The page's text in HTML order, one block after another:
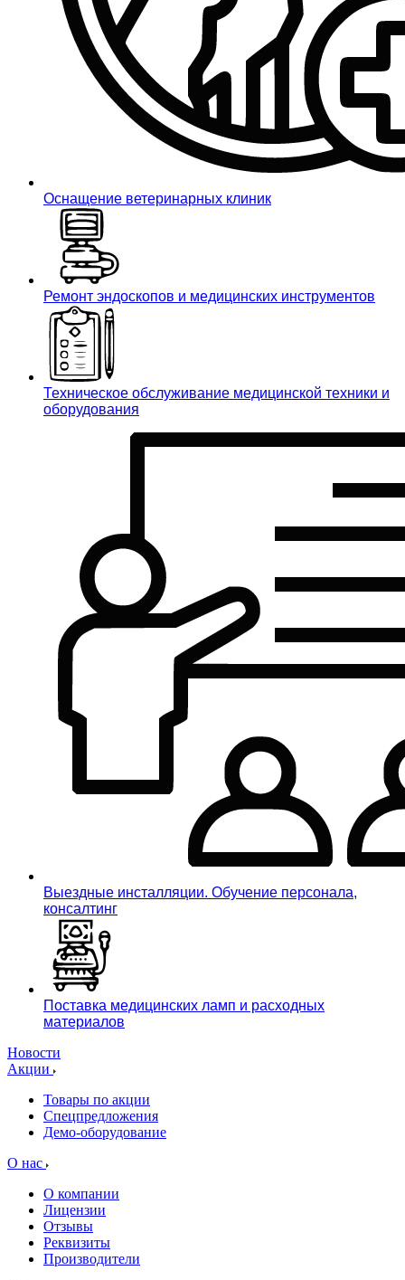
Оснащение ветеринарных клиник
Ремонт эндоскопов и медицинских инструментов
Техническое обслуживание медицинской техники и
оборудования
Выездные инсталляции. Обучение персонала,
консалтинг
Поставка медицинских ламп и расходных
материалов
Новости
Акции
Товары по акции
Спецпредложения
Демо-оборудование
О нас
О компании
Лицензии
Отзывы
Реквизиты
Производители